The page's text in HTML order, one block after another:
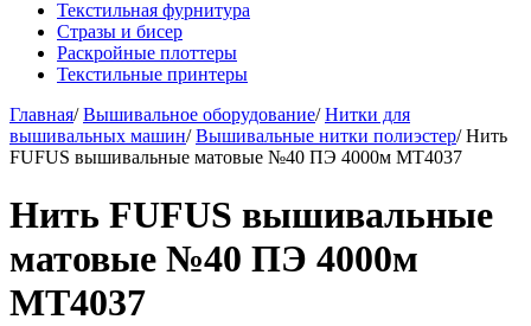
Текстильная фурнитура
Стразы и бисер
Раскройные плоттеры
Текстильные принтеры
Главная/ Вышивальное оборудование/ Нитки для
вышивальных машин/ Вышивальные нитки полиэстер/ Нить
FUFUS вышивальные матовые №40 ПЭ 4000м MT4037
Нить FUFUS вышивальные
матовые №40 ПЭ 4000м
MT4037